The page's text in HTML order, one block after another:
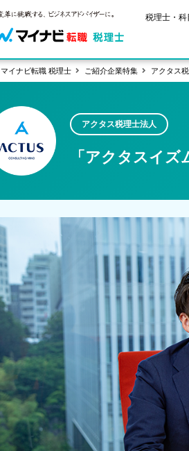
税理士・
サービス紹介
転職お役立ち情報
ご状況別転
業界情報
税理士試験
保有資格別
マイナビ転職 税理士 ご紹介企業特集 アクタス
アクタス税理士法人
「アクタスイ